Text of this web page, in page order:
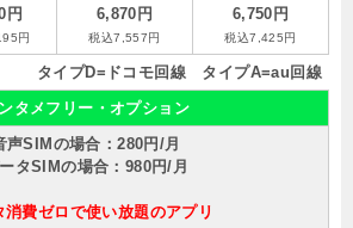
円
円
6,870円
税込7,557円
6,750円
税込7,425円
タイプD=ドコモ回線 タイプA=au回線
タメフリー・オプション
声SIMの場合：280円/月
タSIMの場合：980円/月
消費ゼロで使い放題のアプリ